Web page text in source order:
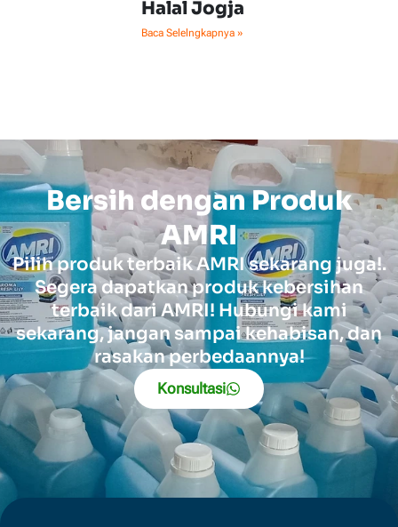
Halal Jogja
Baca Selelngkapnya »
Bersih dengan Produk
AMRI
Pilih produk terbaik AMRI sekarang juga!.
Segera dapatkan produk kebersihan
terbaik dari AMRI! Hubungi kami
sekarang, jangan sampai kehabisan, dan
rasakan perbedaannya!
Konsultasi